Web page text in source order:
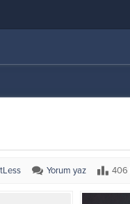
Yorum yaz 406